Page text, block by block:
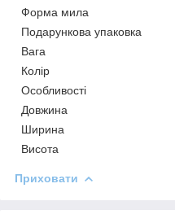
Форма мила
Подарункова упаковка
Вага
Колір
Особливості
Довжина
Ширина
Висота
Приховати